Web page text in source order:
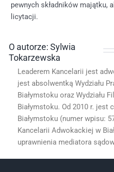
pewnych składników majątku,
licytacji.
O autorze: Sylwia
Tokarzewska
Leaderem Kancelarii jest
jest absolwentką Wydziału
Białymstoku oraz Wydziału
Białymstoku. Od 2010 r. jest
Białymstoku (numer wpisu:
Kancelarii Adwokackiej w
uprawnienia mediatora